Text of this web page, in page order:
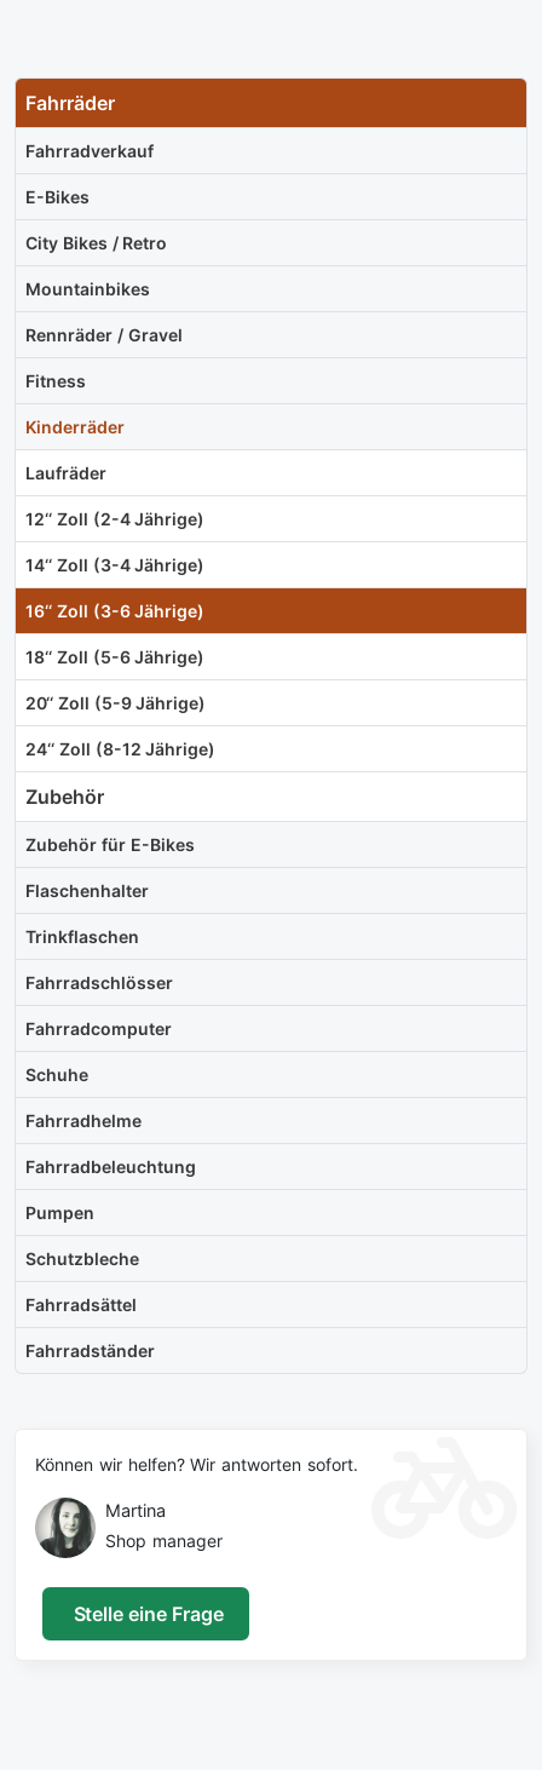
Fahrräder
Fahrradverkauf
E-Bikes
City Bikes / Retro
Mountainbikes
Rennräder / Gravel
Fitness
Kinderräder
Laufräder
12‘‘ Zoll (2-4 Jährige)
14‘‘ Zoll (3-4 Jährige)
16‘‘ Zoll (3-6 Jährige)
18‘‘ Zoll (5-6 Jährige)
20‘‘ Zoll (5-9 Jährige)
24‘‘ Zoll (8-12 Jährige)
Zubehör
Zubehör für E-Bikes
Flaschenhalter
Trinkflaschen
Fahrradschlösser
Fahrradcomputer
Schuhe
Fahrradhelme
Fahrradbeleuchtung
Pumpen
Schutzbleche
Fahrradsättel
Fahrradständer
Können wir helfen? Wir antworten sofort.
Martina
Shop manager
Stelle eine Frage